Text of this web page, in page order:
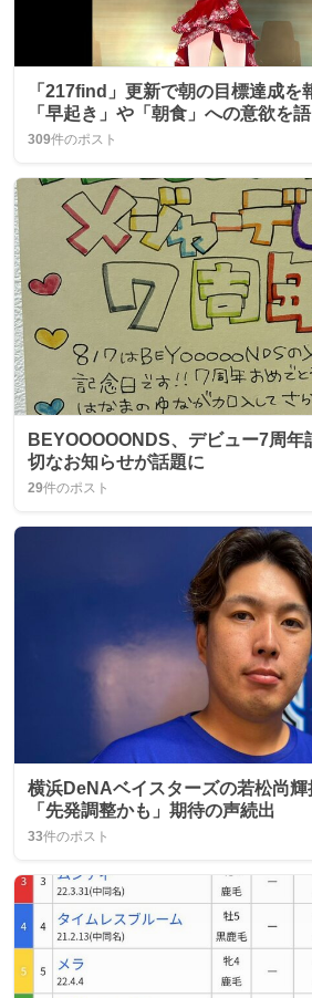
「217find」更新で朝の目標達成を
「早起き」や「朝食」への意欲を
309件のポスト
BEYOOOOONDS、デビュー7周年
切なお知らせが話題に
29件のポスト
横浜DeNAベイスターズの若松尚
「先発調整かも」期待の声続出
33件のポスト